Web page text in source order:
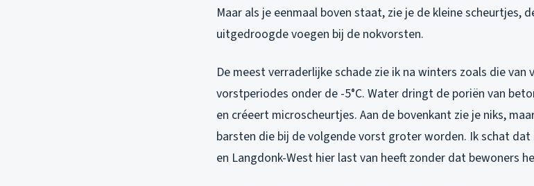
Maar als je eenmaal boven staat, zie je de kleine scheurtjes,
uitgedroogde voegen bij de nokvorsten.
De meest verraderlijke schade zie ik na winters zoals die van
vorstperiodes onder de -5°C. Water dringt de poriën van
en créeert microscheurtjes. Aan de bovenkant zie je niks,
barsten die bij de volgende vorst groter worden. Ik schat
en Langdonk-West hier last van heeft zonder dat bewoners